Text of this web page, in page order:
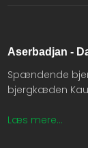
Aserbadjan -
​Spændende
bjergkæden
Læs mere...​